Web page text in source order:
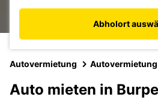
Abholort
Autovermietung
Auto mieten in